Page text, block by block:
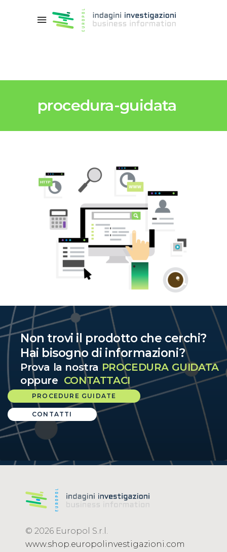
procedura-guidata
Non trovi il prodotto che cerchi?
Hai bisogno di informazioni?
Prova la nostra PROCEDURA GUIDATA
oppure CONTATTACI
PROCEDURE GUIDATE
CONTATTI
© 2026 Europol S.r.l.
www.shop.europolinvestigazioni.com